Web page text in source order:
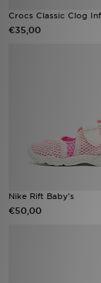
Crocs Classic Clog
€35,00
Nike Rift Baby's
€50,00
Klantenservice
Wie wij zijn